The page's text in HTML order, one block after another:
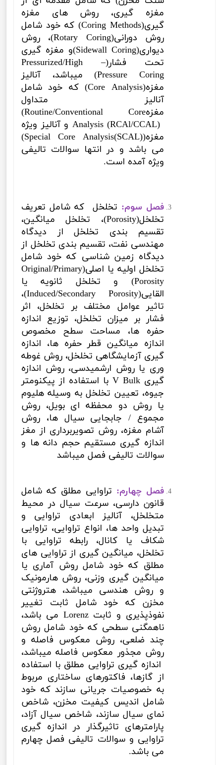
مغزه گیری، روش های مغزه
گیری(Coring Methods) که خود شامل
روش دورانی(Rotary Coring)، روش
دیواری(Sidewall Coring)و مغزه گیری
تحت فشار(Pressurized/High –
Pressure Coring) میباشد، آنالیز
مغزه(Core Analysis) که خود شامل
آنالیز متداول
مغزه(Routine/Conventional Core
Analysis (RCAl/CCAL) و آنالیز ویژه
مغزه(Special Core Analysis(SCAL))
می باشد و در انتها سوالات تالیفی
ویژه آمده است.
فصل سوم: تخلخل که شامل تعریف
تخلخل(
Porosity)، تخلخل میانگین،
تقسیم بندی تخلخل از دیدگاه
مهندسی نفت، تقسیم بندی تخلخل از
دیدگاه زمین شناسی که خود شامل
تخلخل اولیه یا اصلی(Original/Primary
Porosity) و تخلخل ثانویه یا
القایی(Induced/Secondary Porosity)،
تاثیر عوامل مختلف بر تخلخل، اثر
فشار بر میزان تخلخل، توزیع اندازه
حفره ها، مساحت سطح مخصوص
اندازه میانگین قطر حفره ها، اندازه
گیری آزمایشگاهی تخلخل، روش غوطه
وری یا روش ارشمیدسی، روش اندازه
گیری V Bulk با استفاده از پیکنومتر
جیوه، تعیین تخلخل به وسیله هلیوم
یا روش دو محفظه ای بویل، روش
مجموع / جابجایی سیال ها، روش
آشام مغزه، روش تصویربرداری از مغز
اندازه گیری مستقیم حجم دانه ها و
سوالات تالیفی فصل میباشد
فصل چهارم: تراوایی مطلق که شامل
قانون دارسی، سرعت سیال در محیط
متخلخل، آنالیز ابعادی تراوایی و
تبدیل واحد ها، انواع تراوایی، تراوایی
شکاف یا کانال، رابطه تراوایی با
تخلخل، میانگین گیری از تراوایی های
مطلق که خود شامل روش آماری یا
میانگین گیری وزنی، روش هارمونیک
و روش هندسی میباشد، هتروژنتی
مخزن که خود شامل ثابت تغییر
نفوذپذیری و ثابتLorenz می باشد،
ناهمگنی سطحی که خود شامل روش
چند ضلعی، روش معکوس فاصله و
روش مجذور معکوس فاصله میباشد،
اندازه گیری تراوایی مطلق با استفاده
از گازها، فاکتورهای ساختاری مربوط
به خصوصیات جریانی سازند که خود
شامل اندیس کیفیت مخزن، شاخص
نمای سیال سازند، شاخص سیال آزاد،
پارامترهای تاثیرگذار در اندازه گیری
تراوایی و سوالات تالیفی فصل چهارم
می باشد.